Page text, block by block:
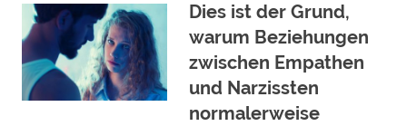
Dies ist der Grund,
warum Beziehungen
zwischen Empathen
und Narzissten
normalerweise